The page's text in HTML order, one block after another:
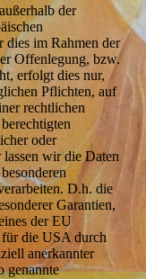
der
dies im Rahmen der
Offenlegung, bzw.
erfolgt dies nur,
Pflichten, auf
rechtlichen
oder
wir die Daten
D.h. die
Garantien,
der EU
für die USA durch
anerkannter
genannte